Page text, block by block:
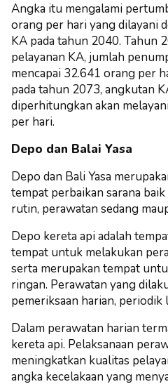
Angka itu mengalami
orang per hari yang dilayani
KA pada tahun 2040. Tahun
pelayanan KA, jumlah
mencapai 32.641 orang per
pada tahun 2073, angkutan
diperhitungkan akan
per hari.
Depo dan Balai Yasa
Depo dan Bali Yasa
tempat perbaikan sarana
rutin, perawatan sedang
Depo kereta api adalah
tempat untuk melakukan
serta merupakan tempat
ringan. Perawatan yang
pemeriksaan harian, periodik
Dalam perawatan harian
kereta api. Pelaksanaan
meningkatkan kualitas
angka kecelakaan yang